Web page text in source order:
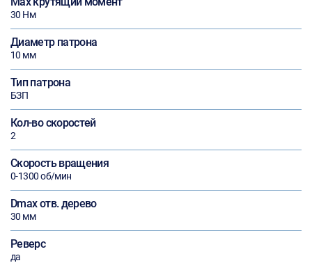
30 Нм
Диаметр патрона
10 мм
Тип патрона
БЗП
Кол-во скоростей
2
Скорость вращения
0-1300 об/мин
Dmax отв. дерево
30 мм
Реверс
да